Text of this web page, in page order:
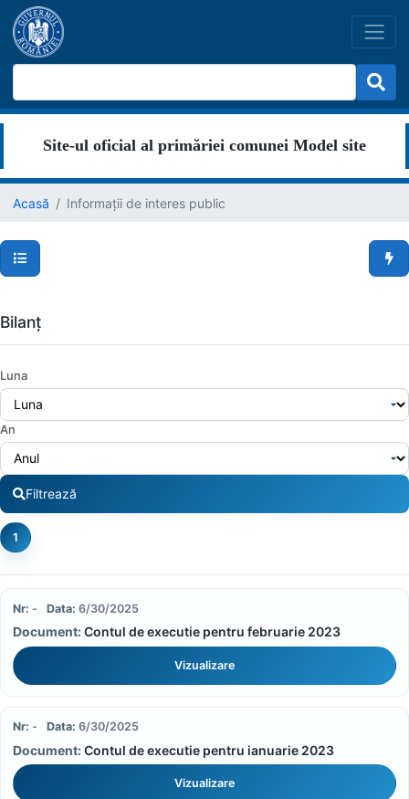
Site-ul oficial al primăriei comunei Model site
Acasă Informații de interes public
Secțiuni pagină
Bilanț
Luna
An
Filtrează
1
- 6/30/2025
Contul de executie pentru februarie 2023
Vizualizare
- 6/30/2025
Contul de executie pentru ianuarie 2023
Vizualizare